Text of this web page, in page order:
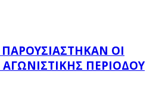
ΟΙ
ΠΕΡΙΌΔΟΥ